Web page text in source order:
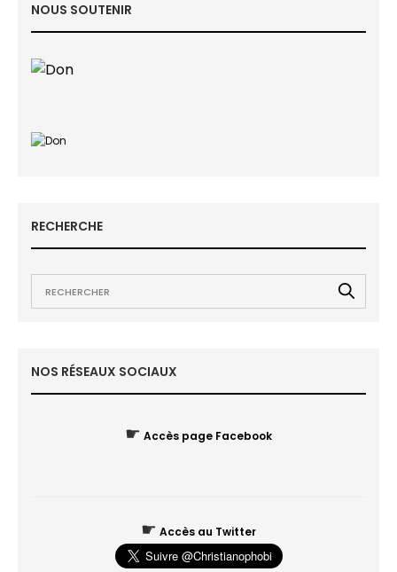
NOUS SOUTENIR
RECHERCHE
NOS RÉSEAUX SOCIAUX
☛ Accès page Facebook
☛ Accès au Twitter